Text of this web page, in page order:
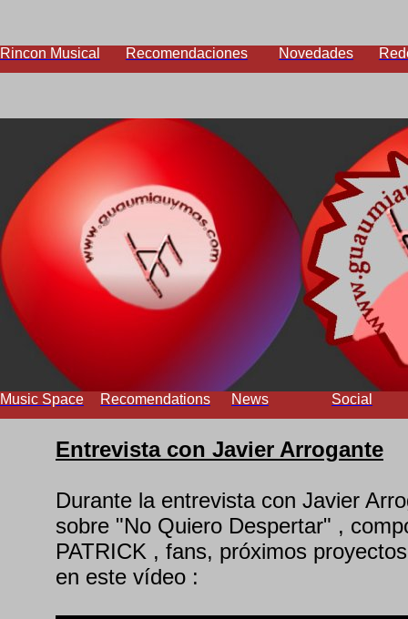
Rincon Musical Recomendaciones Novedades
Music Space Recomendations News Social
Entrevista con Javier Arrogante
Durante la entrevista con Javier
sobre "No Quiero Despertar" ,
PATRICK , fans, próximos
en este vídeo :